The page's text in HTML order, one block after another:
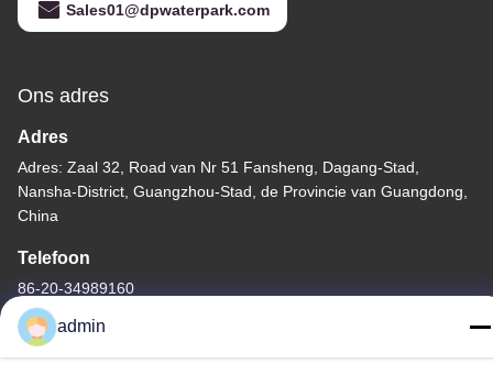
Sales01@dpwaterpark.com
Ons adres
Adres
Adres: Zaal 32, Road van Nr 51 Fansheng, Dagang-Stad,
Nansha-District, Guangzhou-Stad, de Provincie van Guangdong,
China
Telefoon
86-20-34989160
admin